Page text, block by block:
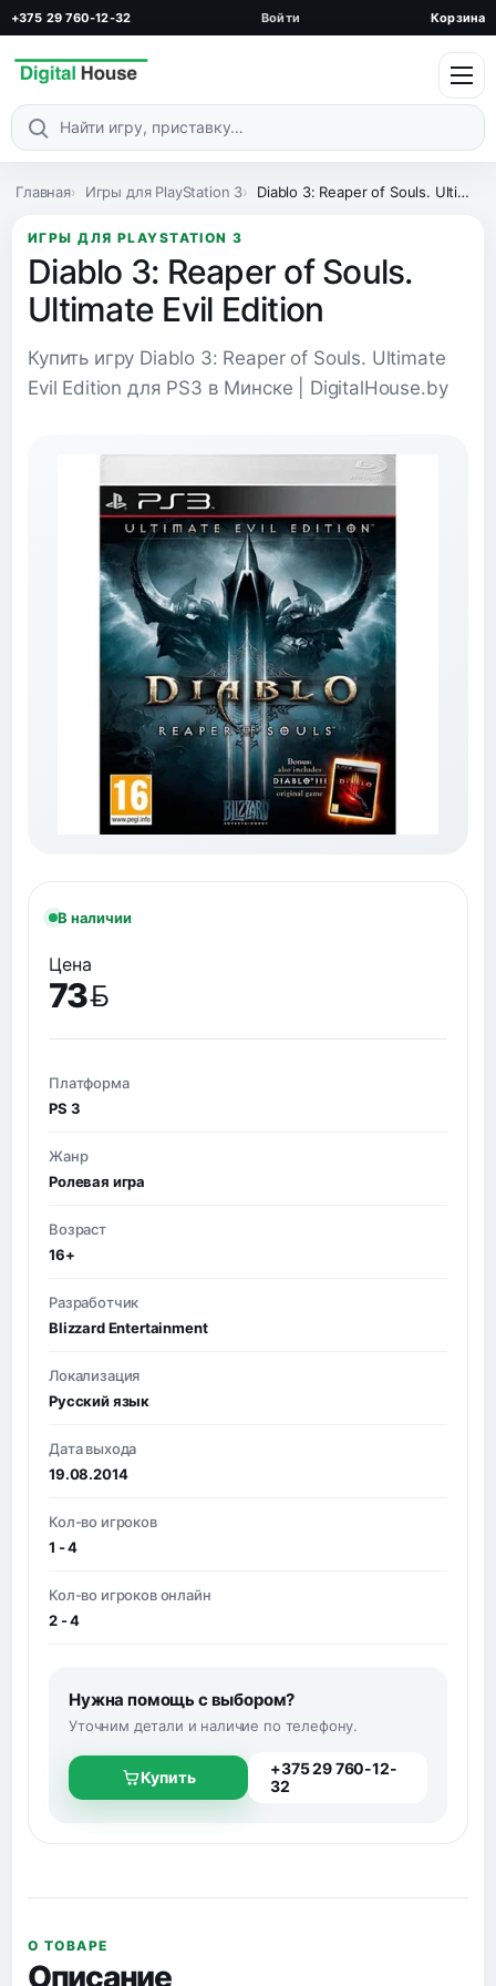
+375 29 760-12-32 Войти Корзина
Поиск по каталогу
Главная Игры для PlayStation 3 Diablo 3: Reaper of Souls. Ultimate Evil Edition
ИГРЫ ДЛЯ PLAYSTATION 3
Diablo 3: Reaper of Souls.
Ultimate Evil Edition
Купить игру Diablo 3: Reaper of Souls. Ultimate
Evil Edition для PS3 в Минске | DigitalHouse.by
В наличии
Цена
73
BYN
Платформа
PS 3
Жанр
Ролевая игра
Возраст
16+
Разработчик
Blizzard Entertainment
Локализация
Русский язык
Дата выхода
19.08.2014
Кол-во игроков
1 - 4
Кол-во игроков онлайн
2 - 4
Нужна помощь с выбором?
Уточним детали и наличие по телефону.
Купить
+375 29 760-12-
32
О ТОВАРЕ
Описание